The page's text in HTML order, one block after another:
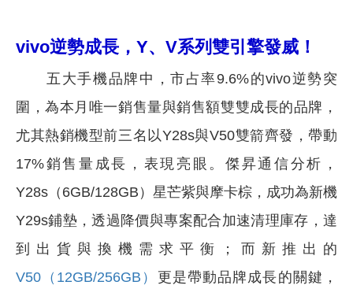
vivo逆勢成長，Y、V系列雙引擎發威！
五大手機品牌中，市占率9.6%的vivo逆勢突
圍，為本月唯一銷售量與銷售額雙雙成長的品牌，
尤其熱銷機型前三名以Y28s與V50雙箭齊發，帶動
17%銷售量成長，表現亮眼。傑昇通信分析，
Y28s（6GB/128GB）星芒紫與摩卡棕，成功為新機
Y29s鋪墊，透過降價與專案配合加速清理庫存，達
到出貨與換機需求平衡；而新推出的
V50（12GB/256GB） 更是帶動品牌成長的關鍵，